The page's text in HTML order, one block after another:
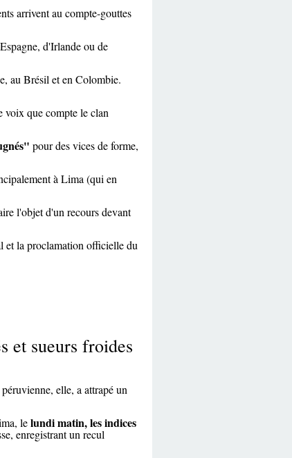
arrivent au compte-gouttes
d'Irlande ou de
au Brésil et en Colombie.
voix que compte le clan
pour des vices de forme,
à Lima (qui en
l'objet d'un recours devant
et la proclamation officielle du
et sueurs froides
elle, a attrapé un
lelundi matin, les indices
enregistrant un recul